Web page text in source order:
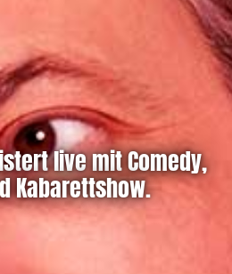
live mit Comedy,
Kabarettshow.